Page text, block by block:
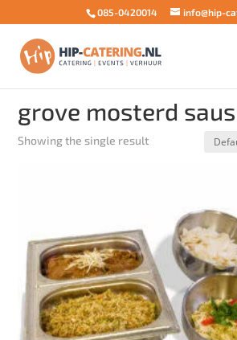
085-0420014 info@hip-
grove mosterd saus
Showing the single result